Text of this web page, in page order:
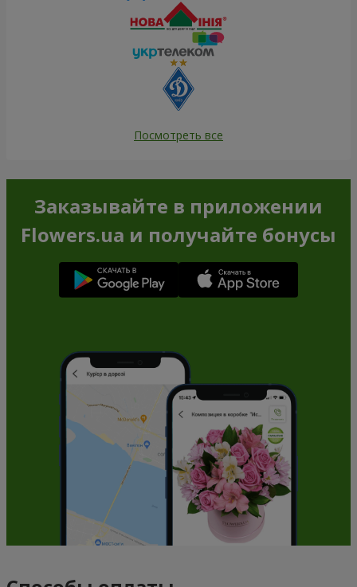
Посмотреть все
Заказывайте в приложении
Flowers.ua и получайте бонусы